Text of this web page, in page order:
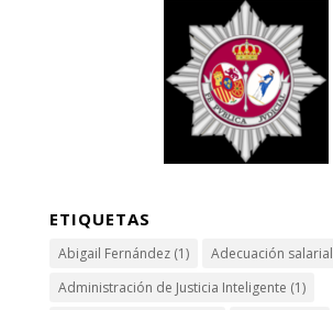
ETIQUETAS
Abigail Fernández(1) Adecuación salarial
Administración de Justicia Inteligente (1)